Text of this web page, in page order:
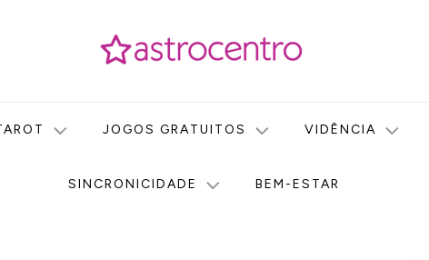
JOGOS GRATUITOS VIDÊNCIA
SINCRONICIDADE BEM-ESTAR